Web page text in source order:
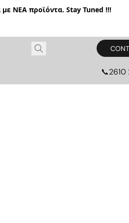
με ΝΕΑ προϊόντα. Stay Tuned !!!
📞2610